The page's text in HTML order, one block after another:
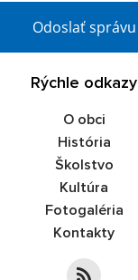
Response
Odoslať správu
Rýchle odkazy
O obci
História
Školstvo
Kultúra
Fotogaléria
Kontakty